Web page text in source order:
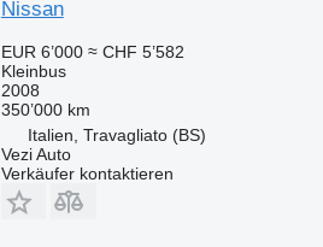
Nissan
EUR 6’000 ≈ CHF 5’582
Kleinbus
2008
350’000 km
Italien, Travagliato (BS)
Vezi Auto
Verkäufer kontaktieren